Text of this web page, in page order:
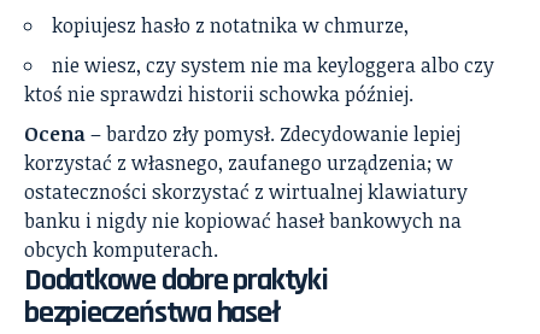
kopiujesz hasło z notatnika w chmurze,
nie wiesz, czy system nie ma keyloggera albo czy
ktoś nie sprawdzi historii schowka później.
Ocena– bardzo zły pomysł. Zdecydowanie lepiej
korzystać z własnego, zaufanego urządzenia; w
ostateczności skorzystać z wirtualnej klawiatury
banku i nigdy nie kopiować haseł bankowych na
obcych komputerach.
Dodatkowe dobre praktyki
bezpieczeństwa haseł